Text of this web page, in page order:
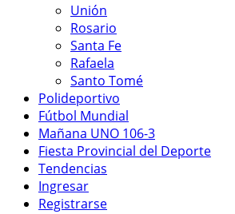
Unión
Rosario
Santa Fe
Rafaela
Santo Tomé
Polideportivo
Fútbol Mundial
Mañana UNO 106-3
Fiesta Provincial del Deporte
Tendencias
Ingresar
Registrarse